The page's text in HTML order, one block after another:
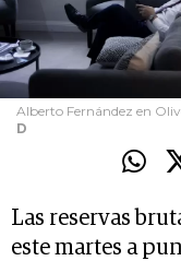
Alberto Fernández en
D
Las reservas
este martes a